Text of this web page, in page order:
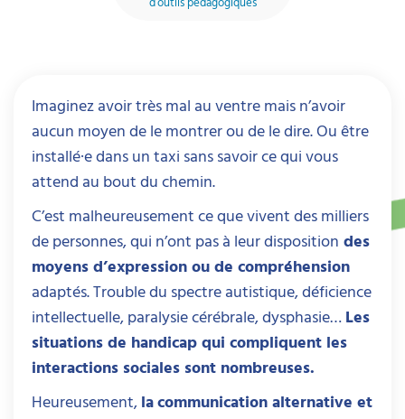
Imaginez avoir très mal au ventre mais n’avoir
aucun moyen de le montrer ou de le dire. Ou être
installé·e dans un taxi sans savoir ce qui vous
attend au bout du chemin.
C’est malheureusement ce que vivent des milliers
de personnes, qui n’ont pas à leur disposition des
moyens d’expression ou de compréhension
adaptés. Trouble du spectre autistique, déficience
intellectuelle, paralysie cérébrale, dysphasie…Les
situations de handicap qui compliquent les
interactions sociales sont nombreuses.
Heureusement,lacommunication alternative et